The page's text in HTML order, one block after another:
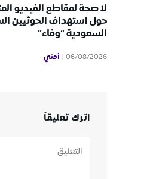
لا صحة لمقاطع الفيديو
حول استهداف الحوثيين
السعودية “وفاء”
06/08/2026 أمني
اترك تعليقاً